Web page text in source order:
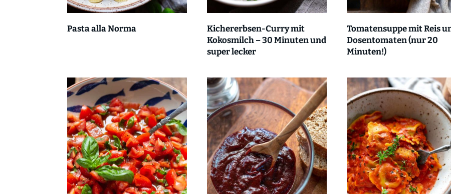
Pasta alla Norma
Kichererbsen-Curry mit
Kokosmilch – 30 Minuten und
super lecker
Tomatensuppe mit Reis
Dosentomaten (nur 20
Minuten!)